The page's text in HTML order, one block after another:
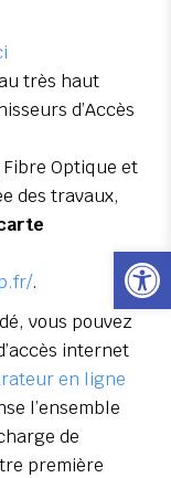
Ouvrir
très haut
d’Accès
Optique et
des travaux,
.
vous pouvez
internet
en ligne
l’ensemble
de
première